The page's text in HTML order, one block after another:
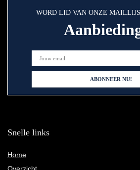
WORD LID VAN ONZE
Snelle links
Home